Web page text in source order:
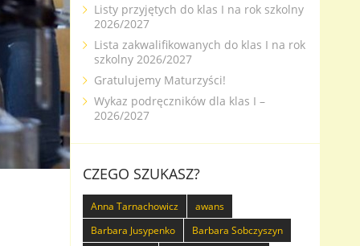
Listy przyjętych do klas I na rok szkolny
2026/2027
Lista zakwalifikowanych do klas I na rok
szkolny 2026/2027
Gratulujemy Maturzyści!
Wykaz podręczników dla klas I –
2026/2027
CZEGO SZUKASZ?
Anna Tarnachowicz
awans
Barbara Jusypenko
Barbara Sobczyszyn